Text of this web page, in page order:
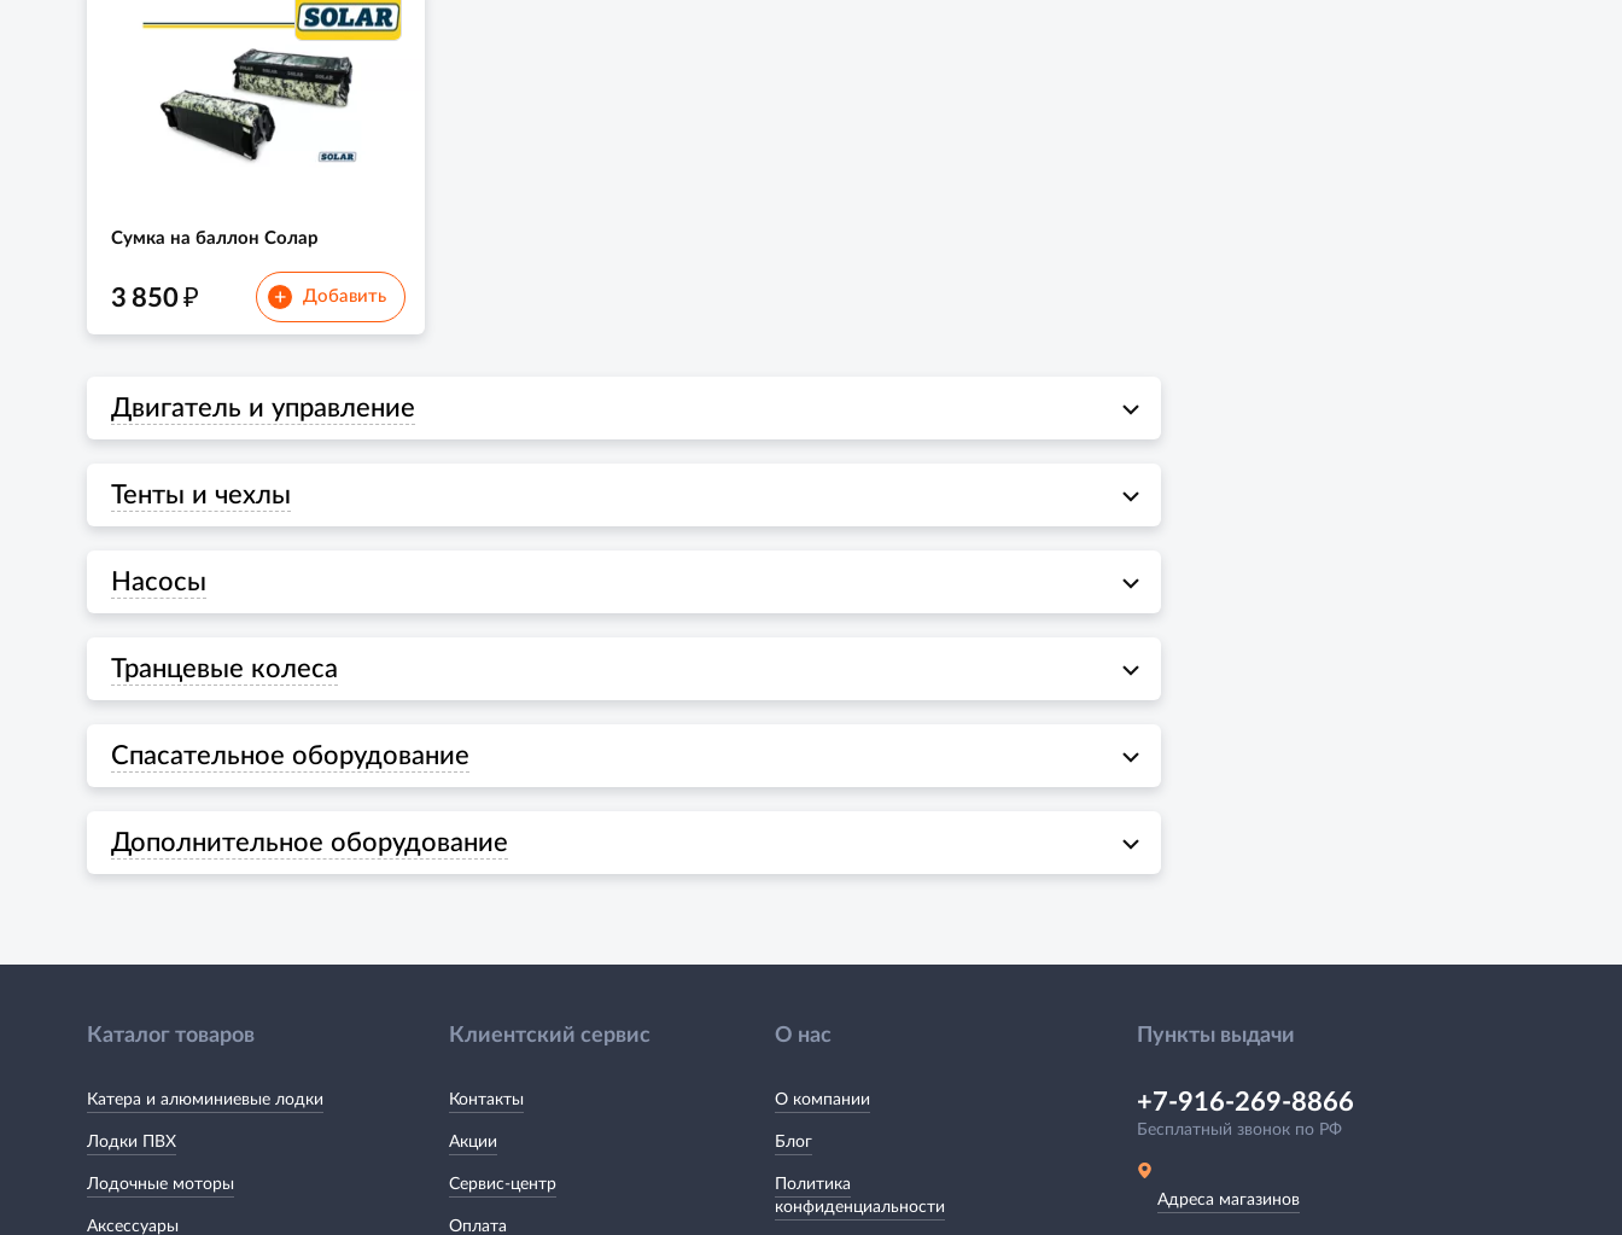
Сумка на баллон Солар
3 850₽ + Добавить
Двигатель и управление
Тенты и чехлы
Насосы
Транцевые колеса
Спасательное оборудование
Дополнительное оборудование
Каталог товаров
Катера и алюминиевые лодки
Лодки ПВХ
Лодочные моторы
Аксессуары
Клиентский сервис
Контакты
Акции
Сервис-центр
Оплата
О нас
О компании
Блог
Политика
конфиденциальности
Пункты выдачи
+7-916-269-8866
Бесплатный звонок по РФ
Адреса магазинов